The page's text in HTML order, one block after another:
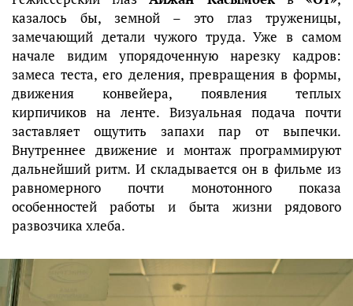
казалось бы, земной – это глаз труженицы,
замечающий детали чужого труда. Уже в самом
начале видим упорядоченную нарезку кадров:
замеса теста, его деления, превращения в формы,
движения конвейера, появления теплых
кирпичиков на ленте. Визуальная подача почти
заставляет ощутить запахи пар от выпечки.
Внутреннее движение и монтаж программируют
дальнейший ритм. И складывается он в фильме из
равномерного почти монотонного показа
особенностей работы и быта жизни рядового
развозчика хлеба.